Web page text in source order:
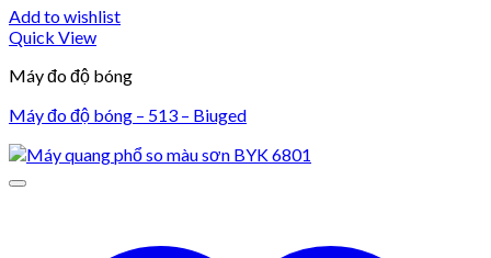
Add to wishlist
Quick View
Máy đo độ bóng
Máy đo độ bóng – 513 – Biuged